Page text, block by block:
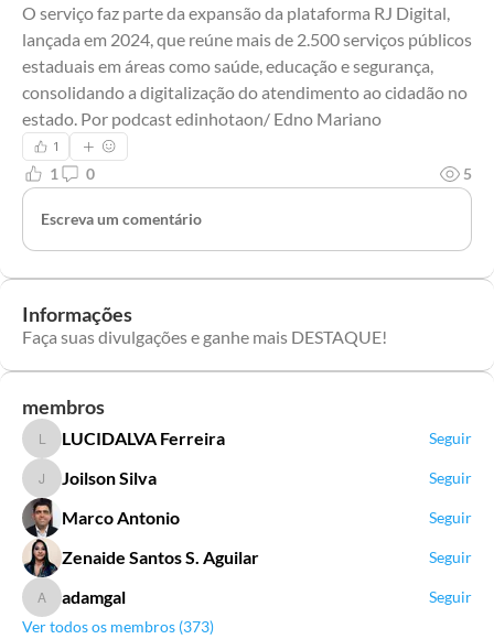
O serviço faz parte da expansão da plataforma RJ Digital,
lançada em 2024, que reúne mais de 2.500 serviços públicos
estaduais em áreas como saúde, educação e segurança,
consolidando a digitalização do atendimento ao cidadão no
estado. Por podcast edinhotaon/ Edno Mariano
1
1 0 5
Escreva um comentário
Informações
Faça suas divulgações e ganhe mais DESTAQUE!
membros
LUCIDALVA Ferreira
LUCIDALVA Ferreira Seguir
Joilson Silva
Joilson Silva Seguir
Marco Antonio Seguir
Zenaide Santos S. Aguilar Seguir
adamgal
adamgal
Seguir
Ver todos os membros (373)